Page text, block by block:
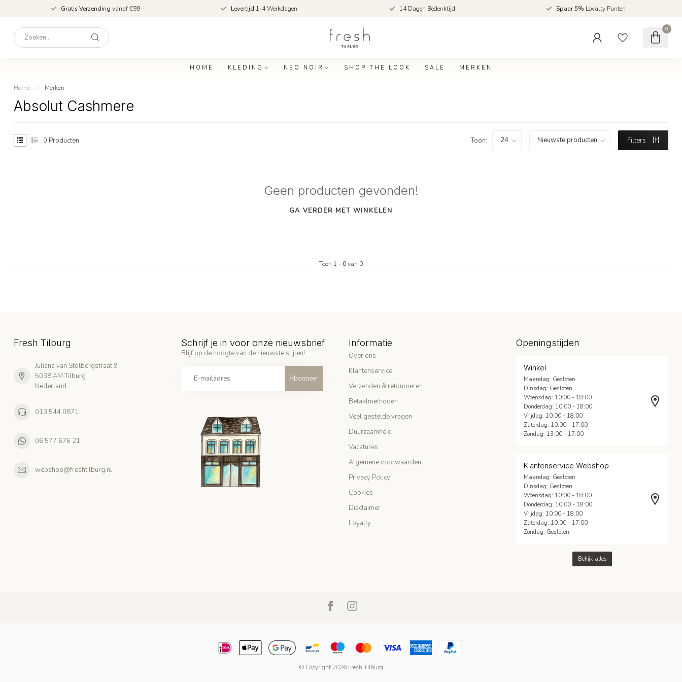
Gratis Verzending vanaf €99 Levertijd 1-4 Werkdagen 14 Dagen Bedenktijd Spaar 5% Loyalty Punten
0
HOME KLEDING NEO NOIR SHOP THE LOOK SALE MERKEN
Home / Merken
Absolut Cashmere
0 Producten Toon: Filters
Geen producten gevonden!
GA VERDER MET WINKELEN
Toon 1 - 0van 0
Fresh Tilburg
Juliana van Stolbergstraat 9
5038 AM Tilburg
Nederland
013 544 0871
06 577 676 21
webshop@freshtilburg.nl
Schrijf je in voor onze nieuwsbrief
Blijf op de hoogte van de nieuwste stijlen!
Abonneer
Informatie
Over ons
Klantenservice
Verzenden & retourneren
Betaalmethoden
Veel gestelde vragen
Duurzaamheid
Vacatures
Algemene voorwaarden
Privacy Policy
Cookies
Disclaimer
Loyalty
Openingstijden
Winkel
Maandag: Gesloten
Dinsdag: Gesloten
Woensdag: 10:00 - 18:00
Donderdag: 10:00 - 18:00
Vrijdag: 10:00 - 18:00
Zaterdag: 10:00 - 17:00
Zondag: 13:00 - 17:00
Klantenservice Webshop
Maandag: Gesloten
Dinsdag: Gesloten
Woensdag: 10:00 - 18:00
Donderdag: 10:00 - 18:00
Vrijdag: 10:00 - 18:00
Zaterdag: 10:00 - 17:00
Zondag: Gesloten
Bekijk alles
© Copyright 2026 Fresh Tilburg